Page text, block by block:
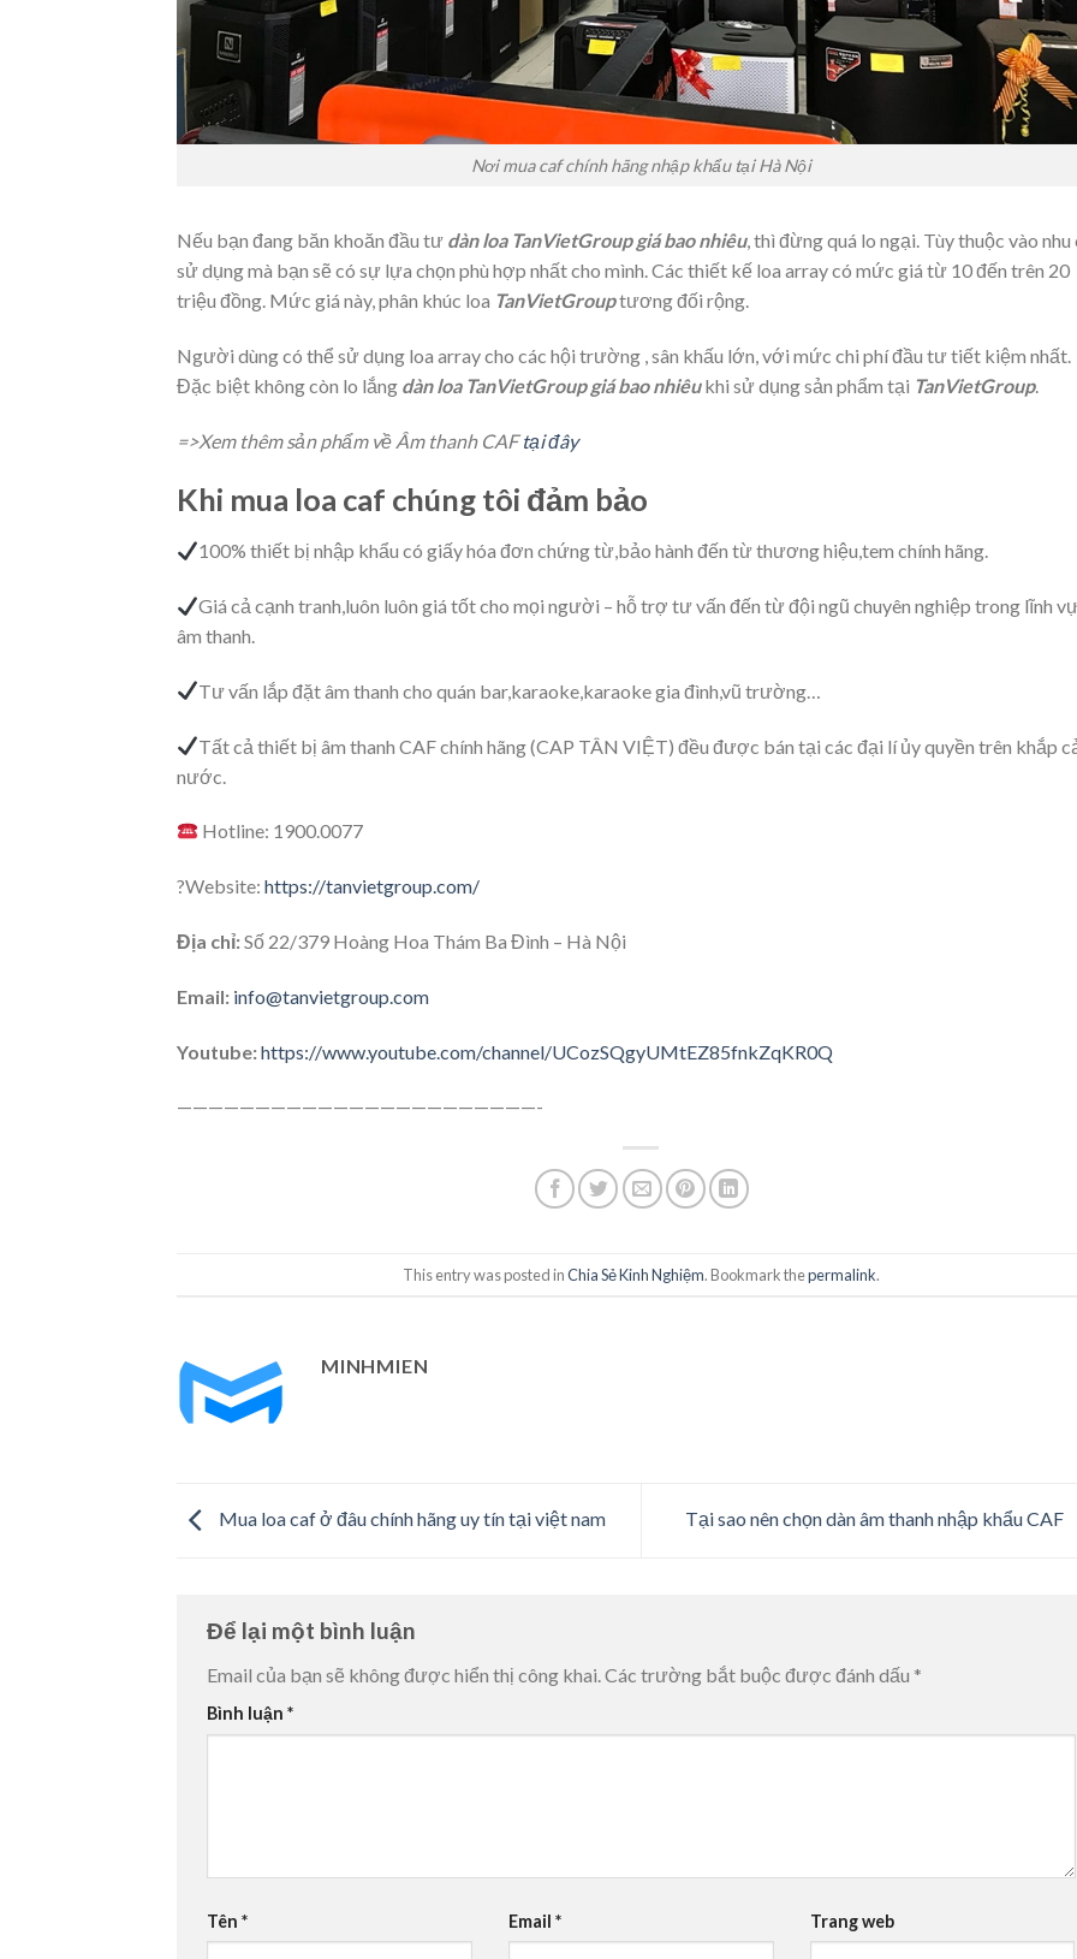
Nơi mua caf chính hãng nhập khẩu tại Hà Nội
Nếu bạn đang băn khoăn đầu tư dàn loa TanVietGroup giá bao nhiêu, thì đừng quá lo ngại. Tùy thuộc vào nhu
sử dụng mà bạn sẽ có sự lựa chọn phù hợp nhất cho mình. Các thiết kế loa array có mức giá từ 10 đến trên 20
triệu đồng. Mức giá này, phân khúc loa TanVietGrouptương đối rộng.
Người dùng có thể sử dụng loa array cho các hội trường , sân khấu lớn, với mức chi phí đầu tư tiết kiệm nhất.
Đặc biệt không còn lo lắng dàn loa TanVietGroup giá bao nhiêukhi sử dụng sản phẩm tại TanVietGroup.
=>Xem thêm sản phẩm về Âm thanh CAFtại đây
Khi mua loa caf chúng tôi đảm bảo
100% thiết bị nhập khẩu có giấy hóa đơn chứng từ,bảo hành đến từ thương hiệu,tem chính hãng.
Giá cả cạnh tranh,luôn luôn giá tốt cho mọi người – hỗ trợ tư vấn đến từ đội ngũ chuyên nghiệp trong lĩnh
âm thanh.
Tư vấn lắp đặt âm thanh cho quán bar,karaoke,karaoke gia đình,vũ trường…
Tất cả thiết bị âm thanh CAF chính hãng (CAP TÂN VIỆT) đều được bán tại các đại lí ủy quyền trên khắp
nước.
Hotline: 1900.0077
?Website: https://tanvietgroup.com/
Địa chỉ:Số 22/379 Hoàng Hoa Thám Ba Đình – Hà Nội
Email: info@tanvietgroup.com
Youtube:https://www.youtube.com/channel/UCozSQgyUMtEZ85fnkZqKR0Q
———————————————————————-
This entry was posted inChia Sẻ Kinh Nghiệm. Bookmark thepermalink.
MINHMIEN
Mua loa caf ở đâu chính hãng uy tín tại việt nam Tại sao nên chọn dàn âm thanh nhập khẩu CAF
Để lại một bình luận
Email của bạn sẽ không được hiển thị công khai.Các trường bắt buộc được đánh dấu *
Bình luận *
Tên * Email * Trang web